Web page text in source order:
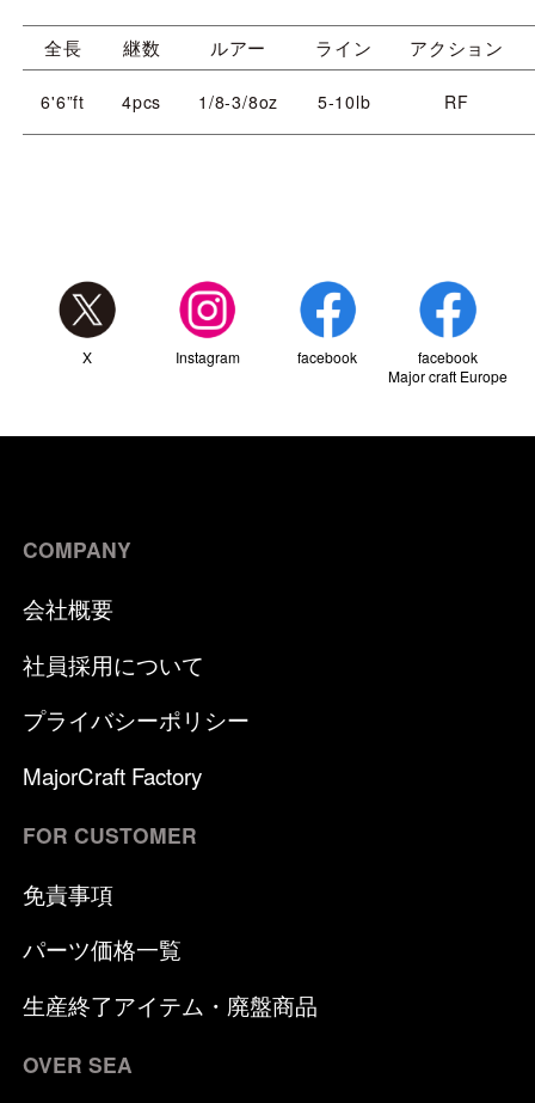
全長 継数 ルアー ライン アクション
6'6”ft 4pcs 1/8-3/8oz 5-10lb RF
X Instagram facebook
facebook
Major craft Europe
COMPANY
会社概要
社員採用について
プライバシーポリシー
MajorCraft Factory
FOR CUSTOMER
免責事項
パーツ価格一覧
生産終了アイテム・廃盤商品
OVER SEA